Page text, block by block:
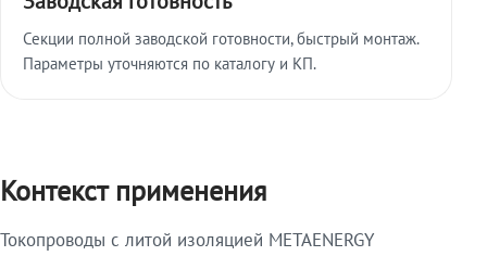
Секции полной заводской готовности, быстрый монтаж.
Параметры уточняются по каталогу и КП.
Контекст применения
Токопроводы с литой изоляцией METAENERGY